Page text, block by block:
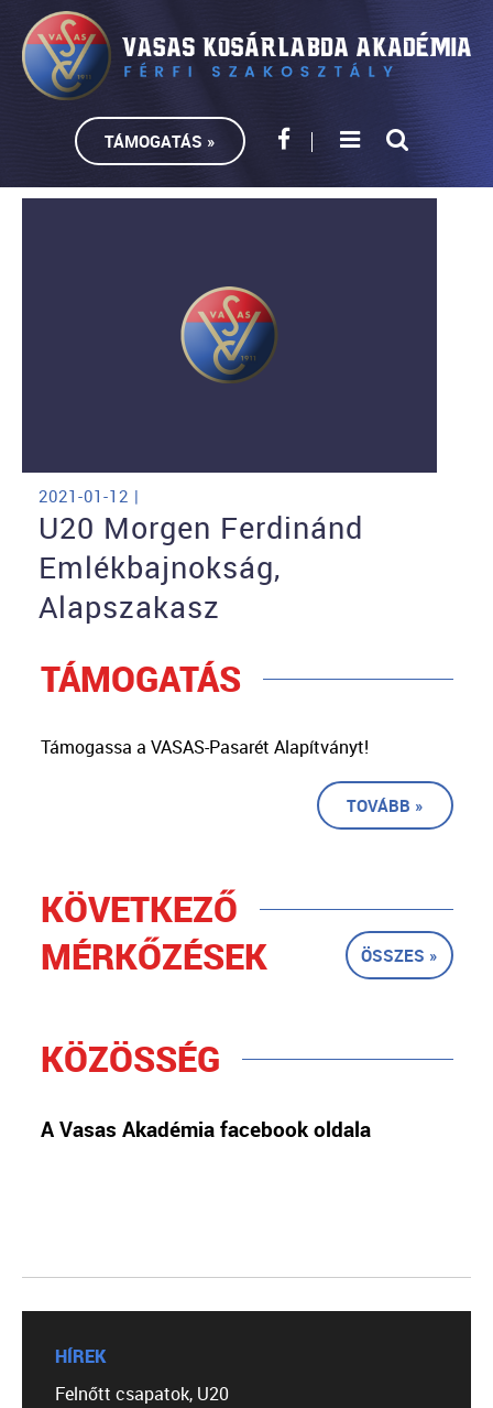
TÁMOGATÁS »
2021-01-12 |
U20 Morgen Ferdinánd
Emlékbajnokság,
Alapszakasz
TÁMOGATÁS
Támogassa a VASAS-Pasarét Alapítványt!
TOVÁBB »
KÖVETKEZŐ
MÉRKŐZÉSEK
ÖSSZES »
KÖZÖSSÉG
A Vasas Akadémia facebook oldala
HÍREK
Felnőtt csapatok, U20